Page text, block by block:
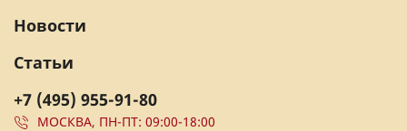
+7 (495) 955-91-80
МОСКВА, ПН-ПТ: 09:00-18:00
Новости
Статьи